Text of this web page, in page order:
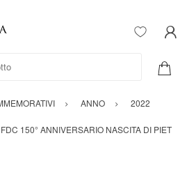
ANNO
2022
150° ANNIVERSARIO NASCITA DI PIET